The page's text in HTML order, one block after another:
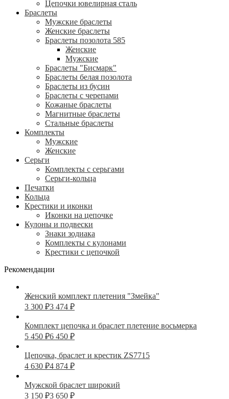
Цепочки ювелирная сталь
Браслеты
Мужские браслеты
Женские браслеты
Браслеты позолота 585
Женские
Мужские
Браслеты "Бисмарк"
Браслеты белая позолота
Браслеты из бусин
Браслеты с черепами
Кожаные браслеты
Магнитные браслеты
Стальные браслеты
Комплекты
Мужские
Женские
Серьги
Комплекты с серьгами
Серьги-кольца
Печатки
Кольца
Крестики и иконки
Иконки на цепочке
Кулоны и подвески
Знаки зодиака
Комплекты с кулонами
Крестики с цепочкой
Рекомендации
Женский комплект плетения "Змейка"
3 300 ₽3 474 ₽
Комплект цепочка и браслет плетение восьмерка
5 450 ₽6 450 ₽
Цепочка, браслет и крестик ZS7715
4 630 ₽4 874 ₽
Мужской браслет широкий
3 150 ₽3 650 ₽